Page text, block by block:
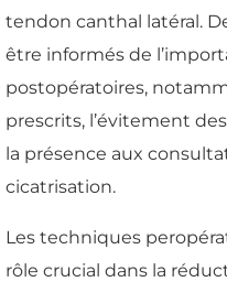
tendon canthal latéral.
être informés de
postopératoires,
prescrits, l’évitement
la présence aux
cicatrisation.
Les techniques
rôle crucial dans la